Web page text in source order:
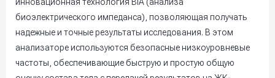
биоэлектрического импеданса), позволяющая получать
надежные и точные результаты исследования. В этом
анализаторе используются безопасные низкоуровневые
частоты, обеспечивающие быструю и простую общую